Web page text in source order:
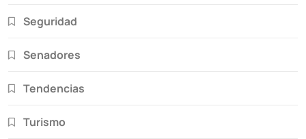
Seguridad
Senadores
Tendencias
Turismo